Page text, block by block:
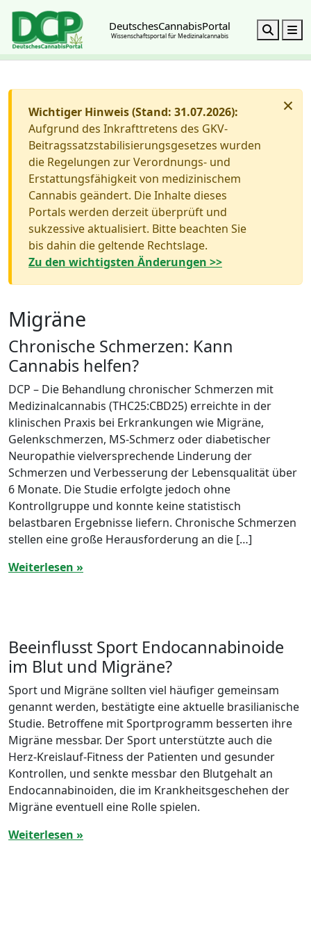
DeutschesCannabisPortal
Wissenschaftsportal für Medizinalcannabis Search
×
Wichtiger Hinweis (Stand: 31.07.2026):
Aufgrund des Inkrafttretens des GKV-
Beitragssatzstabilisierungsgesetzes wurden
die Regelungen zur Verordnungs- und
Erstattungsfähigkeit von medizinischem
Cannabis geändert. Die Inhalte dieses
Portals werden derzeit überprüft und
sukzessive aktualisiert. Bitte beachten Sie
bis dahin die geltende Rechtslage.
Zu den wichtigsten Änderungen >>
Migräne
Chronische Schmerzen: Kann
Cannabis helfen?
DCP – Die Behandlung chronischer Schmerzen mit
Medizinalcannabis (THC25:CBD25) erreichte in der
klinischen Praxis bei Erkrankungen wie Migräne,
Gelenkschmerzen, MS-Schmerz oder diabetischer
Neuropathie vielversprechende Linderung der
Schmerzen und Verbesserung der Lebensqualität über
6 Monate. Die Studie erfolgte jedoch ohne
Kontrollgruppe und konnte keine statistisch
belastbaren Ergebnisse liefern. Chronische Schmerzen
stellen eine große Herausforderung an die […]
Weiterlesen »
Beeinflusst Sport Endocannabinoide
im Blut und Migräne?
Sport und Migräne sollten viel häufiger gemeinsam
genannt werden, bestätigte eine aktuelle brasilianische
Studie. Betroffene mit Sportprogramm besserten ihre
Migräne messbar. Der Sport unterstützte auch die
Herz-Kreislauf-Fitness der Patienten und gesunder
Kontrollen, und senkte messbar den Blutgehalt an
Endocannabinoiden, die im Krankheitsgeschehen der
Migräne eventuell eine Rolle spielen.
Weiterlesen »